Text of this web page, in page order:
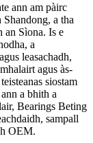
ann am pàirc
a tha
an Sìona. Is e
a
leasachadh,
agus às-
siostam
a bhith a
Bearings Beting
sampall
OEM.